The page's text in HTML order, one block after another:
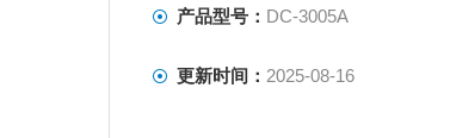
产品型号： DC-3005A
更新时间： 2025-08-16